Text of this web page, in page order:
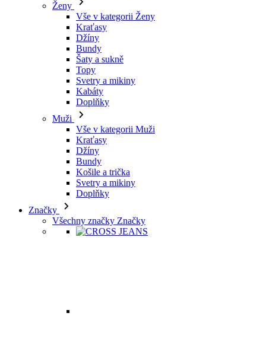
Ženy
Vše v kategorii Ženy
Kraťasy
Džíny
Bundy
Šaty a sukně
Topy
Svetry a mikiny
Kabáty
Doplňky
Muži
Vše v kategorii Muži
Kraťasy
Džíny
Bundy
Košile a trička
Svetry a mikiny
Doplňky
Značky
Všechny značky Značky